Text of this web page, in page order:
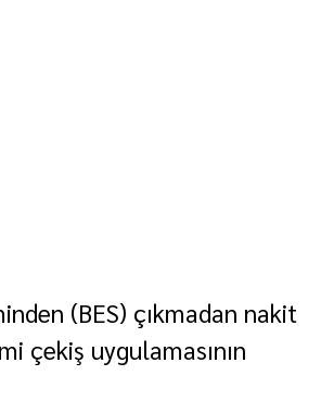
(BES) çıkmadan nakit
çekiş uygulamasının